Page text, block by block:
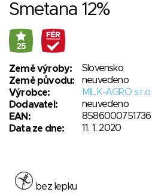
Smetana 12%
25
Země výroby:
Slovensko
Země původu:
neuvedeno
Výrobce:
MILK-AGRO s.r.o.
Dodavatel:
neuvedeno
EAN:
8586000751736
Data ze dne:
11. 1. 2020
bez lepku